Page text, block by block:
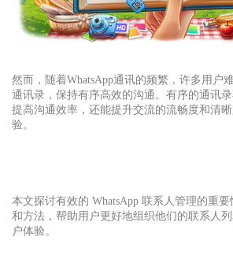
然而，随着WhatsApp通讯的频繁，许多用户
通讯录，保持有序高效的沟通。有序的通讯录
提高沟通效率，还能提升交流的流畅度和清
验。
本文探讨有效的 WhatsApp 联系人管理的重
和方法，帮助用户更好地组织他们的联系人
户体验。